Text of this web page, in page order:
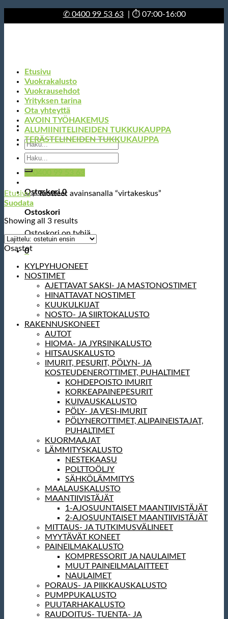
to
✆ 0400 99 53 63| ⏱ 07:00-16:00
Etsi:
✆ 0400 99 53 63
Ostoskori0
Ostoskori
Ostoskori on tyhjä.
0
Etusivu
Vuokrakalusto
Vuokrausehdot
Yrityksen tarina
Ota yhteyttä
AVOIN TYÖHAKEMUS
ALUMIINITELINEIDEN TUKKUKAUPPA
TERÄSTELINEIDEN TUKKUKAUPPA
Etsi:
Etusivu /Tuotteet avainsanalla “virtakeskus”
Suodata
Showing all 3 results
Osastot
KYLPYHUONEET
NOSTIMET
AJETTAVAT SAKSI- JA MASTONOSTIMET
HINATTAVAT NOSTIMET
KUUKULKIJAT
NOSTO- JA SIIRTOKALUSTO
RAKENNUSKONEET
AUTOT
HIOMA- JA JYRSINKALUSTO
HITSAUSKALUSTO
IMURIT, PESURIT, PÖLYN- JA
KOSTEUDENEROTTIMET, PUHALTIMET
KOHDEPOISTO IMURIT
KORKEAPAINEPESURIT
KUIVAUSKALUSTO
PÖLY- JA VESI-IMURIT
PÖLYNEROTTIMET, ALIPAINEISTAJAT,
PUHALTIMET
KUORMAAJAT
LÄMMITYSKALUSTO
NESTEKAASU
POLTTOÖLJY
SÄHKÖLÄMMITYS
MAALAUSKALUSTO
MAANTIIVISTÄJÄT
1-AJOSUUNTAISET MAANTIIVISTÄJÄT
2-AJOSUUNTAISET MAANTIIVISTÄJÄT
MITTAUS- JA TUTKIMUSVÄLINEET
MYYTÄVÄT KONEET
PAINEILMAKALUSTO
KOMPRESSORIT JA NAULAIMET
MUUT PAINEILMALAITTEET
NAULAIMET
PORAUS- JA PIIKKAUSKALUSTO
PUMPPUKALUSTO
PUUTARHAKALUSTO
RAUDOITUS- TUENTA- JA